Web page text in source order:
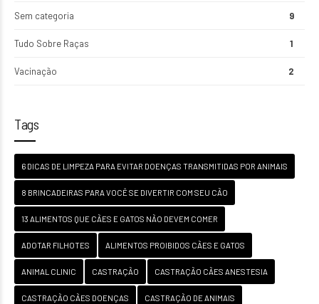
Sem categoria 9
Tudo Sobre Raças 1
Vacinação 2
Tags
6 DICAS DE LIMPEZA PARA EVITAR DOENÇAS TRANSMITIDAS POR ANIMAIS
8 BRINCADEIRAS PARA VOCÊ SE DIVERTIR COM SEU CÃO
13 ALIMENTOS QUE CÃES E GATOS NÃO DEVEM COMER
ADOTAR FILHOTES ALIMENTOS PROIBIDOS CÃES E GATOS
ANIMAL CLINIC CASTRAÇÃO CASTRAÇÃO CÃES ANESTESIA
CASTRAÇÃO CÃES DOENÇAS CASTRAÇÃO DE ANIMAIS